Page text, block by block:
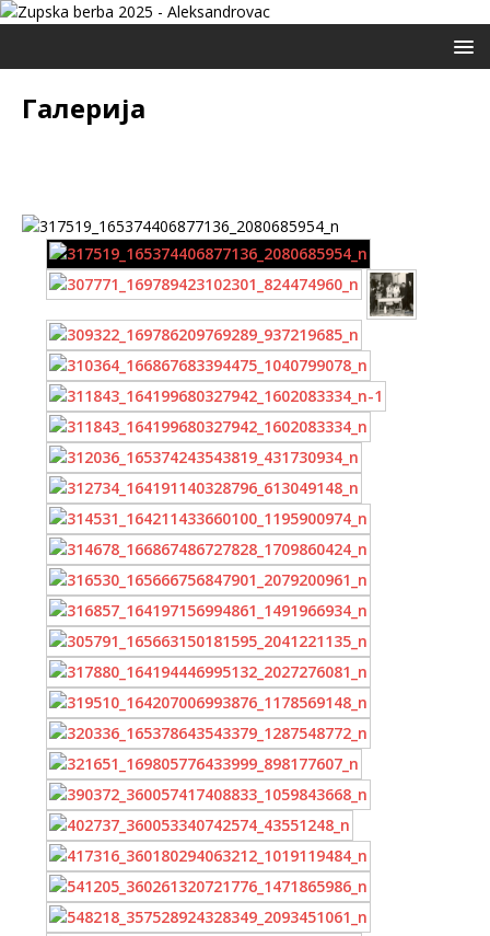
Галерија